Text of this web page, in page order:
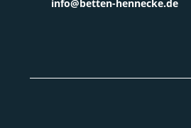
info@betten-hennecke.de